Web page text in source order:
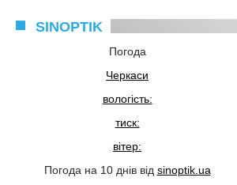
SINOPTIK
Погода
Черкаси
вологість:
тиск:
вітер:
Погода на 10 днів від sinoptik.ua